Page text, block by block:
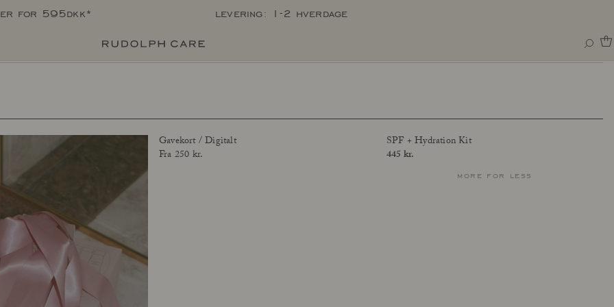
for 595dkk* levering: 1-2 hverdage
Gavekort / Digitalt
Fra 250 kr.
more for less
SPF + Hydration Kit
Price
445 kr.